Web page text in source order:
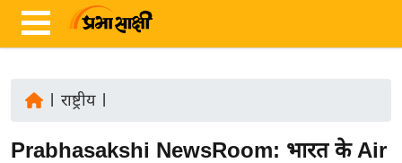
ज़ा
राष्ट्रीय|
Prabhasakshi NewsRoom: भारत के Air